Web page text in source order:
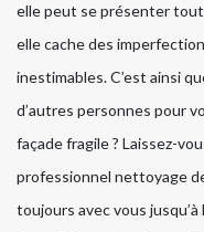
elle peut se présenter tout
elle cache des
inestimables. C’est ainsi
d’autres personnes pour
façade fragile ? Laissez-
professionnel nettoyage
toujours avec vous